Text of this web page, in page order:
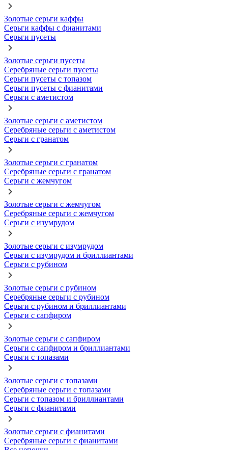
Золотые серьги каффы
Серьги каффы с фианитами
Серьги пусеты
Золотые серьги пусеты
Серебряные серьги пусеты
Серьги пусеты с топазом
Серьги пусеты с фианитами
Серьги с аметистом
Золотые серьги с аметистом
Серебряные серьги с аметистом
Серьги с гранатом
Золотые серьги с гранатом
Серебряные серьги с гранатом
Серьги с жемчугом
Золотые серьги с жемчугом
Серебряные серьги с жемчугом
Серьги с изумрудом
Золотые серьги с изумрудом
Серьги с изумрудом и бриллиантами
Серьги с рубином
Золотые серьги с рубином
Серебряные серьги с рубином
Серьги с рубином и бриллиантами
Серьги с сапфиром
Золотые серьги с сапфиром
Серьги с сапфиром и бриллиантами
Серьги с топазами
Золотые серьги с топазами
Серебряные серьги с топазами
Серьги с топазом и бриллиантами
Серьги с фианитами
Золотые серьги с фианитами
Серебряные серьги с фианитами